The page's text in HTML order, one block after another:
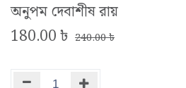
অনুপম দেবাশীষ রায়
180.00৳ 240.00৳